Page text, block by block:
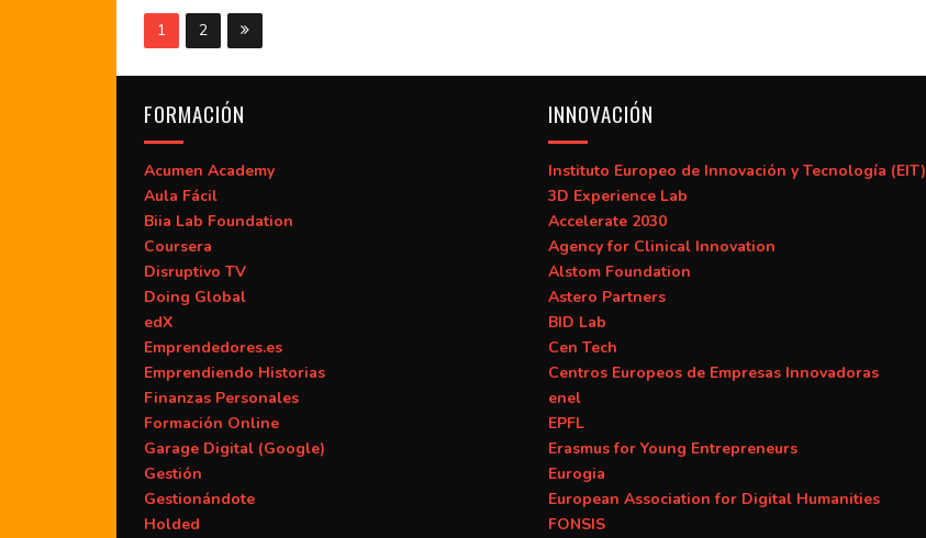
1 2
FORMACIÓN
Acumen Academy
Aula Fácil
Biia Lab Foundation
Coursera
Disruptivo TV
Doing Global
edX
Emprendedores.es
Emprendiendo Historias
Finanzas Personales
Formación Online
Garage Digital (Google)
Gestión
Gestionándote
Holded
INNOVACIÓN
Instituto Europeo de Innovación y Tecnología (EIT)
3D Experience Lab
Accelerate 2030
Agency for Clinical Innovation
Alstom Foundation
Astero Partners
BID Lab
Cen Tech
Centros Europeos de Empresas Innovadoras
enel
EPFL
Erasmus for Young Entrepreneurs
Eurogia
European Association for Digital Humanities
FONSIS